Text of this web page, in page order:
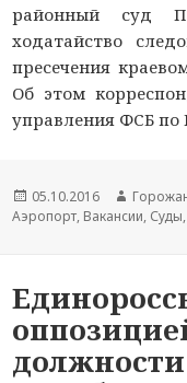
районный суд
ходатайство
пресечения
Об этом
управления ФСБ
Новость
опубликована
05.10.2016
Автор
новости
Аэропорт, Вакансии, Суды,